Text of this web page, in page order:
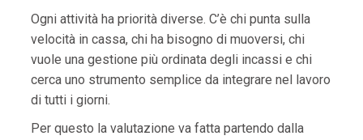
Ogni attività ha priorità diverse. C’è chi punta sulla
velocità in cassa, chi ha bisogno di muoversi, chi
vuole una gestione più ordinata degli incassi e chi
cerca uno strumento semplice da integrare nel lavoro
di tutti i giorni.
Per questo la valutazione va fatta partendo dalla